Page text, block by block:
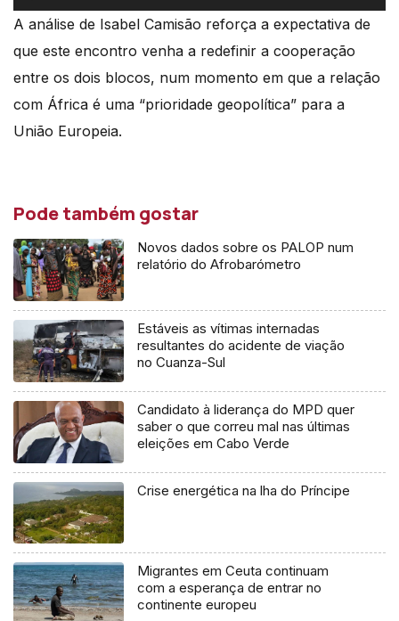
de
A análise de Isabel Camisão reforça a expectativa de
que este encontro venha a redefinir a cooperação
entre os dois blocos, num momento em que a relação
com África é uma “prioridade geopolítica” para a
União Europeia.
Pode também gostar
Novos dados sobre os PALOP num
relatório do Afrobarómetro
Estáveis as vítimas internadas
resultantes do acidente de viação
no Cuanza-Sul
Candidato à liderança do MPD quer
saber o que correu mal nas últimas
eleições em Cabo Verde
Crise energética na lha do Príncipe
Migrantes em Ceuta continuam
com a esperança de entrar no
continente europeu